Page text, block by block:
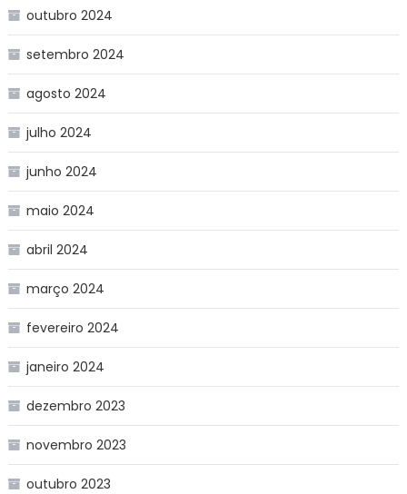
outubro 2024
setembro 2024
agosto 2024
julho 2024
junho 2024
maio 2024
abril 2024
março 2024
fevereiro 2024
janeiro 2024
dezembro 2023
novembro 2023
outubro 2023